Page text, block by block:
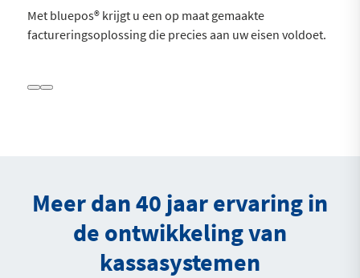
Met bluepos® krijgt u een op maat gemaakte
factureringsoplossing die precies aan uw eisen voldoet.
Meer dan 40 jaar ervaring in
de ontwikkeling van
kassasystemen